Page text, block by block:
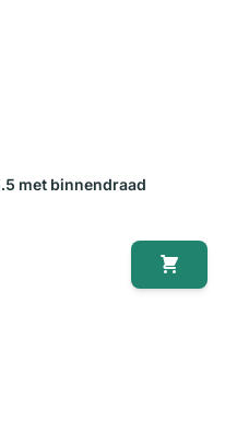
met binnendraad